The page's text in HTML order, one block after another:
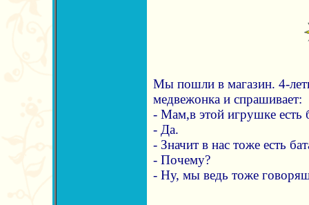
Мы пошли в магазин. 4-
медвежонка и спрашивает:
- Мам,в этой игрушке есть
- Да.
- Значит в нас тоже есть
- Почему?
- Ну, мы ведь тоже